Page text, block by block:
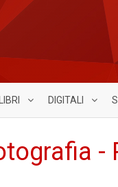
LIBRI DIGITALI
-